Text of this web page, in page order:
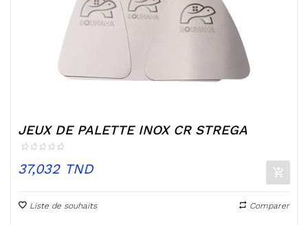
JEUX DE PALETTE INOX CR STREGA
Prix
37,032 TND
Liste de souhaits Comparer